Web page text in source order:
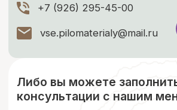
вы можете заказать доп.услугу. Разгрузка
манипулятора, либо с помощью физической
силы наших специалистов.